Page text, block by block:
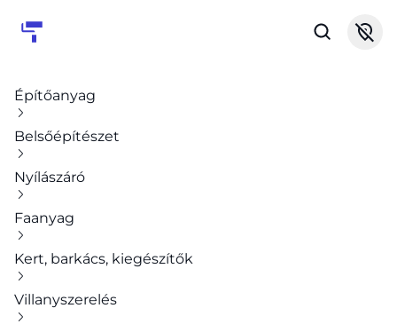
Építőanyag
Belsőépítészet
Nyílászáró
Faanyag
Kert, barkács, kiegészítők
Villanyszerelés